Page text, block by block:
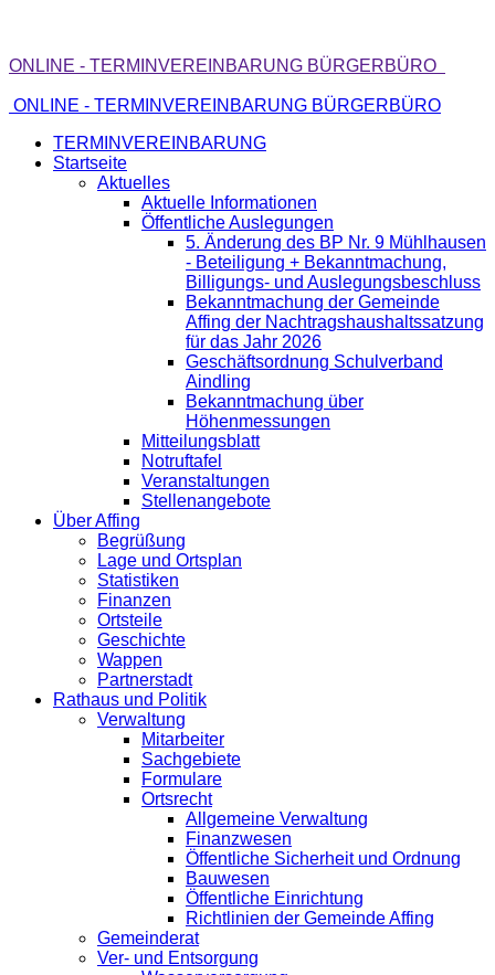
ONLINE - TERMINVEREINBARUNG BÜRGERBÜRO
ONLINE - TERMINVEREINBARUNG BÜRGERBÜRO
TERMINVEREINBARUNG
Startseite
Aktuelles
Aktuelle Informationen
Öffentliche Auslegungen
5. Änderung des BP Nr. 9 Mühlhausen
- Beteiligung + Bekanntmachung,
Billigungs- und Auslegungsbeschluss
Bekanntmachung der Gemeinde
Affing der Nachtragshaushaltssatzung
für das Jahr 2026
Geschäftsordnung Schulverband
Aindling
Bekanntmachung über
Höhenmessungen
Mitteilungsblatt
Notruftafel
Veranstaltungen
Stellenangebote
Über Affing
Begrüßung
Lage und Ortsplan
Statistiken
Finanzen
Ortsteile
Geschichte
Wappen
Partnerstadt
Rathaus und Politik
Verwaltung
Mitarbeiter
Sachgebiete
Formulare
Ortsrecht
Allgemeine Verwaltung
Finanzwesen
Öffentliche Sicherheit und Ordnung
Bauwesen
Öffentliche Einrichtung
Richtlinien der Gemeinde Affing
Gemeinderat
Ver- und Entsorgung